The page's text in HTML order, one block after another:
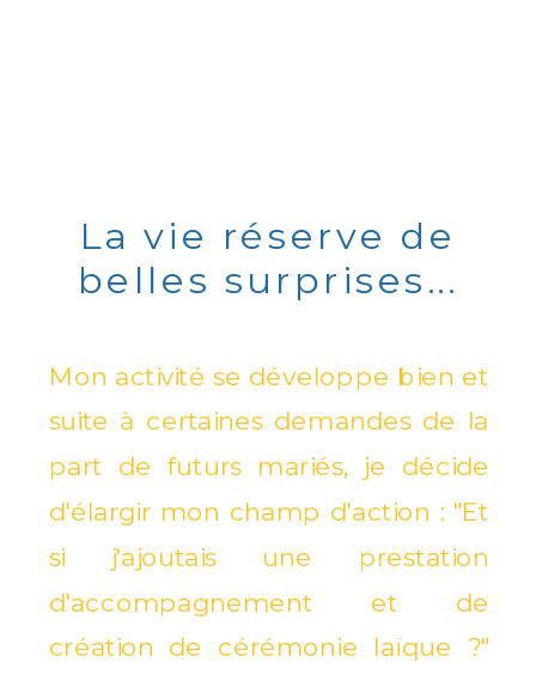
La vie réserve de
belles surprises...
Mon activité se développe bien et
suite à certaines demandes de la
part de futurs mariés, je décide
d'élargir mon champ d'action : "Et
si j'ajoutais une prestation
d'accompagnement et de
création de cérémonie laïque ?"